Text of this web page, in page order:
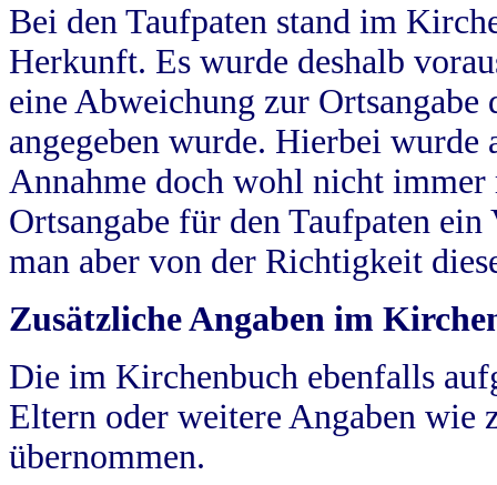
Bei den Taufpaten stand im
Herkunft. Es wurde deshalb
eine Abweichung zur
angegeben wurde. Hierbei wurde
Annahme doch wohl nicht
Ortsangabe für den Taufpaten
man aber von der Richtigkeit
Zusätzliche Angaben im
Die im Kirchenbuch ebenfalls
Eltern oder weitere Angaben wie
übernommen.